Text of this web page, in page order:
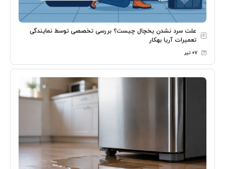
علت سرد نشدن یخچال چیست؟ بررسی تخصصی توسط نمایندگی
تعمیرات آریا بهکار
۰۷ تیر